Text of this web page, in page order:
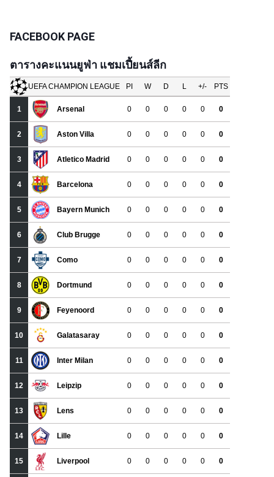
FACEBOOK PAGE
ตารางคะแนนยูฟ่า แชมเปี้ยนส์ลีก